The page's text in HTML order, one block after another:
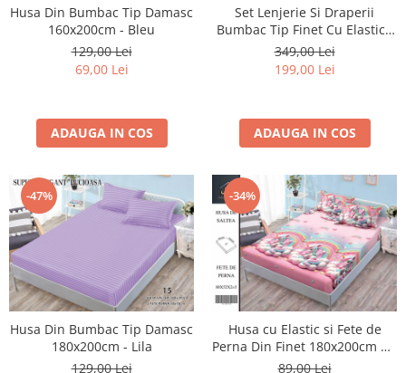
Husa Din Bumbac Tip Damasc
160x200cm - Bleu
129,00 Lei
69,00 Lei
ADAUGA IN COS
Set Lenjerie Si Draperii
Bumbac Tip Finet Cu Elastic -
Dansul Fluturilor
349,00 Lei
199,00 Lei
ADAUGA IN COS
-47%
Husa Din Bumbac Tip Damasc
180x200cm - Lila
129,00 Lei
-34%
Husa cu Elastic si Fete de
Perna Din Finet 180x200cm 5D
- Roz Cu Unicorni Pe Norisori
89,00 Lei